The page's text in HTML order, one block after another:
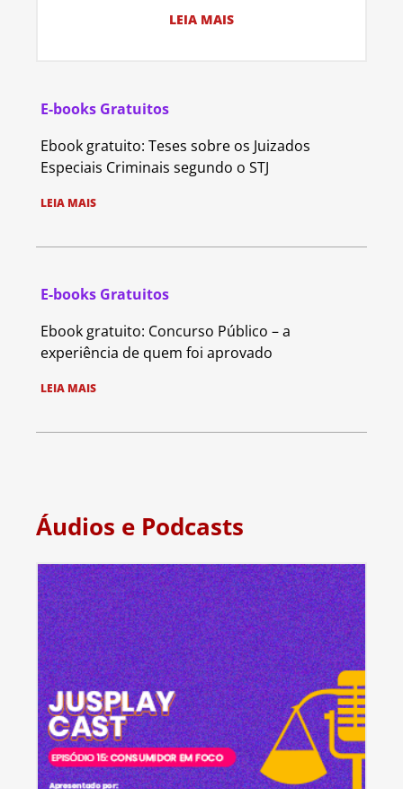
LEIA MAIS
E-books Gratuitos
Ebook gratuito: Teses sobre os Juizados
Especiais Criminais segundo o STJ
LEIA MAIS
E-books Gratuitos
Ebook gratuito: Concurso Público – a
experiência de quem foi aprovado
LEIA MAIS
Áudios e Podcasts